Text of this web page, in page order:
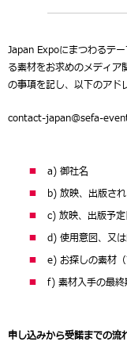
Japan Expoにまつわるテ
る素材をお求めのメディア
の事項を記し、以下のア
contact-japan@sefa-
a) 御社名
b) 放映、出版さ
c) 放映、出版予
d) 使用意図、又は
e) お探しの素材
f) 素材入手の最終
申し込みから受諾までの流